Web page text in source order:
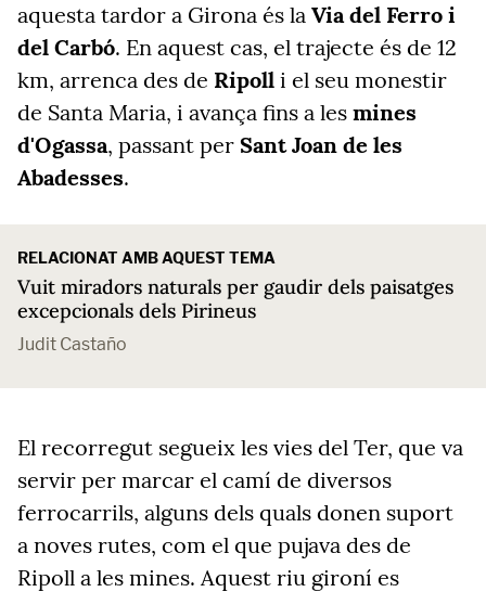
aquesta tardor a Girona és la Via del Ferro i
del Carbó. En aquest cas, el trajecte és de 12
km, arrenca des de Ripoll i el seu monestir
de Santa Maria, i avança fins a les mines
d'Ogassa, passant per Sant Joan de les
Abadesses.
RELACIONAT AMB AQUEST TEMA
Vuit miradors naturals per gaudir dels paisatges
excepcionals dels Pirineus
Judit Castaño
El recorregut segueix les vies del Ter, que va
servir per marcar el camí de diversos
ferrocarrils, alguns dels quals donen suport
a noves rutes, com el que pujava des de
Ripoll a les mines. Aquest riu gironí es